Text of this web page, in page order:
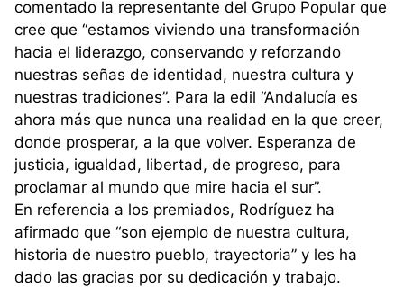
comentado la representante del Grupo Popular que
cree que “estamos viviendo una transformación
hacia el liderazgo, conservando y reforzando
nuestras señas de identidad, nuestra cultura y
nuestras tradiciones”. Para la edil “Andalucía es
ahora más que nunca una realidad en la que creer,
donde prosperar, a la que volver. Esperanza de
justicia, igualdad, libertad, de progreso, para
proclamar al mundo que mire hacia el sur”.
En referencia a los premiados, Rodríguez ha
afirmado que “son ejemplo de nuestra cultura,
historia de nuestro pueblo, trayectoria” y les ha
dado las gracias por su dedicación y trabajo.